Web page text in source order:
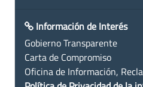
Información de Interés
Gobierno Transparente
Carta de Compromiso
Oficina de Información,